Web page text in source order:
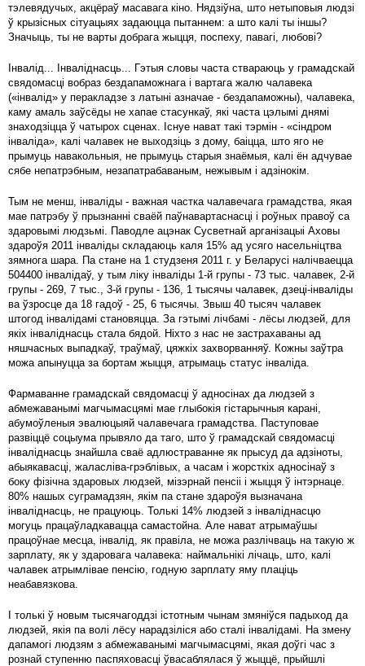
тэлевядучых, акцёраў масавага кіно. Нядзіўна, што нетыповыя людзі
ў крызісных сітуацыях задаюцца пытаннем: а што калі ты іншы?
Значыць, ты не варты добрага жыцця, поспеху, павагі, любові?
Інвалід... Інваліднасць... Гэтыя словы часта ствараюць у грамадскай
свядомасці вобраз бездапаможнага і вартага жалю чалавека
(«інвалід» у перакладзе з латыні азначае - бездапаможны), чалавека,
каму амаль заўсёды не хапае стасункаў, які часта цэлымі днямі
знаходзіцца ў чатырох сценах. Існуе нават такі тэрмін - «сіндром
інваліда», калі чалавек не выходзіць з дому, баіцца, што яго не
прымуць навакольныя, не прымуць старыя знаёмыя, калі ён адчувае
сябе непатрэбным, незапатрабаваным, нежывым і адзінокім.
Тым не менш, інваліды - важная частка чалавечага грамадства, якая
мае патрэбу ў прызнанні сваёй паўнавартаснасці і роўных правоў са
здаровымі людзьмі. Паводле ацэнак Сусветнай арганізацыі Аховы
здароўя 2011 інваліды складаюць каля 15% ад усяго насельніцтва
зямнога шара. Па стане на 1 студзеня 2011 г. у Беларусі налічваецца
504400 інвалідаў, у тым ліку інваліды 1-й групы - 73 тыс. чалавек, 2-й
групы - 269, 7 тыс., 3-й групы - 136, 1 тысячы чалавек, дзеці-інваліды
ва ўзросце да 18 гадоў - 25, 6 тысячы. Звыш 40 тысяч чалавек
штогод інвалідамі становяцца. За гэтымі лічбамі - лёсы людзей, для
якіх інваліднасць стала бядой. Ніхто з нас не застрахаваны ад
няшчасных выпадкаў, траўмаў, цяжкіх захворванняў. Кожны заўтра
можа апынуцца за бортам жыцця, атрымаць статус інваліда.
Фармаванне грамадскай свядомасці ў адносінах да людзей з
абмежаванымі магчымасцямі мае глыбокія гістарычныя карані,
абумоўленыя эвалюцыяй чалавечага грамадства. Паступовае
развіццё соцыума прывяло да таго, што ў грамадскай свядомасці
інваліднасць знайшла сваё адлюстраванне як прысуд да адзіноты,
абыякавасці, жаласліва-грэблівых, а часам і жорсткіх адносінаў з
боку фізічна здаровых людзей, мізэрнай пенсіі і жыцця ў інтэрнаце.
80% нашых суграмадзян, якім па стане здароўя вызначана
інваліднасць, не працуюць. Толькі 14% людзей з інваліднасцю
могуць працаўладкавацца самастойна. Але нават атрымаўшы
працоўнае месца, інвалід, як правіла, не можа разлічваць на такую ​​ж
зарплату, як у здаровага чалавека: наймальнікі лічаць, што, калі
чалавек атрымлівае пенсію, годную зарплату яму плаціць
неабавязкова.
І толькі ў новым тысячагоддзі істотным чынам змяніўся падыход да
людзей, якія па волі лёсу нарадзіліся або сталі інвалідамі. На змену
дапамогі людзям з абмежаванымі магчымасцямі, якая доўгі час з
рознай ступенню паспяховасці ўвасаблялася ў жыццё, прыйшлі